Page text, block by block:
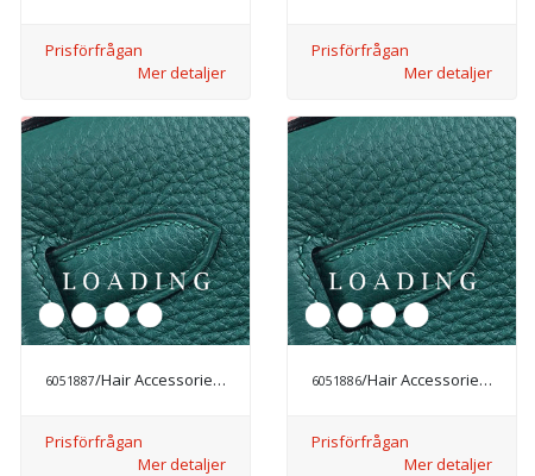
Prisförfrågan
Mer detaljer
Prisförfrågan
Mer detaljer
6051887/Hair Accessories från CHANEL
Prisförfrågan
Mer detaljer
6051886/Hair Accessories från CHANEL
Prisförfrågan
Mer detaljer